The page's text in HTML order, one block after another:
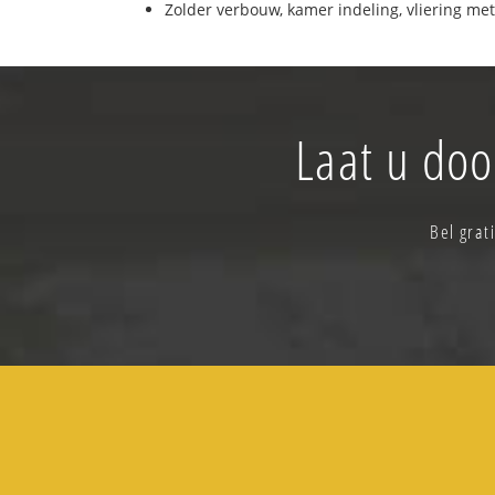
Zolder verbouw, kamer indeling, vliering
Laat u
Bel